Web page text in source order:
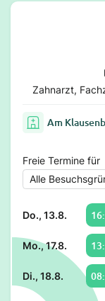
Zahnarzt,
Am
Freie Termine für
Do., 13.8.
Mo., 17.8.
Di., 18.8.